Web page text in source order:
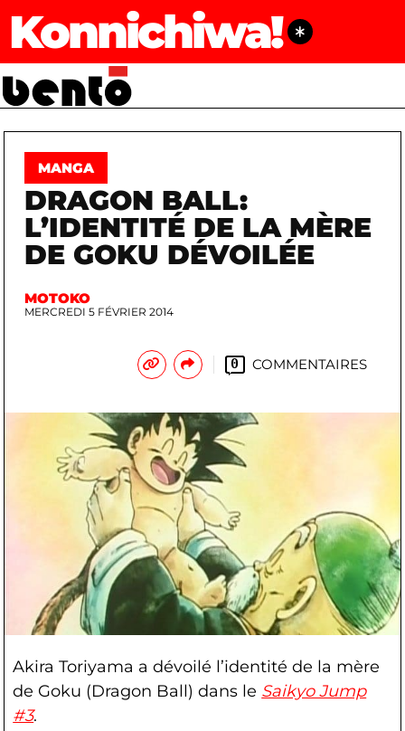
Konnichiwa!
MANGA
DRAGON BALL:
L’IDENTITÉ DE LA MÈRE
DE GOKU DÉVOILÉE
MOTOKO
MERCREDI 5 FÉVRIER 2014
0 COMMENTAIRES
Akira Toriyama a dévoilé l’identité de la mère
de Goku (Dragon Ball) dans le Saikyo Jump
#3.